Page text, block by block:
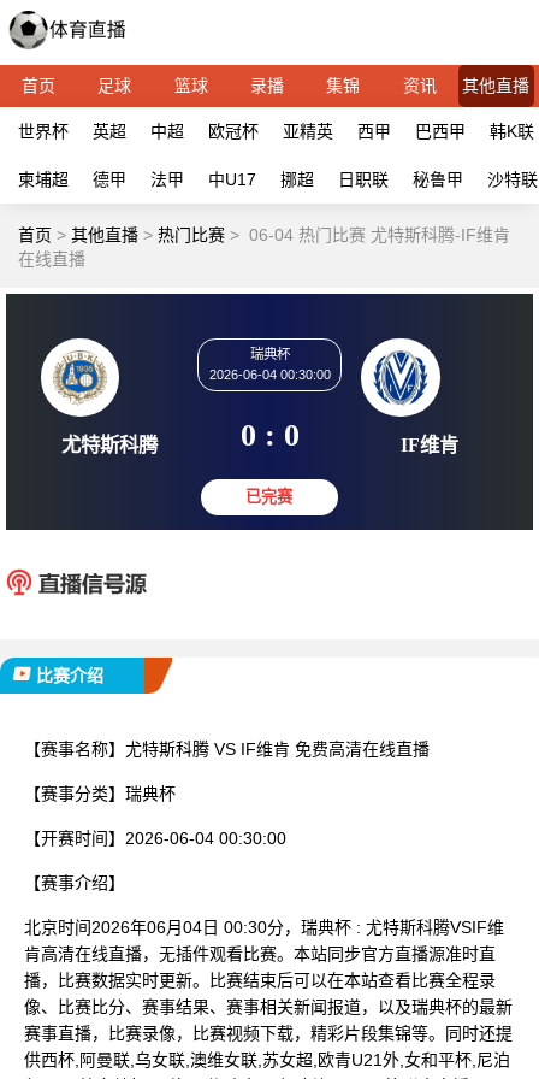
首页 足球 篮球 录播 集锦 资讯 其他直播
世界杯 英超 中超 欧冠杯 亚精英 西甲 巴西甲 韩K联
柬埔超 德甲 法甲 中U17 挪超 日职联 秘鲁甲 沙特联
首页 > 其他直播 > 热门比赛 > 06-04 热门比赛 尤特斯科腾-IF维肯
在线直播
2026-06-04 00:30:00
0 : 0
比赛介绍
【赛事名称】 尤特斯科腾 VS IF维肯 免费高清在线直播
【赛事分类】 瑞典杯
【开赛时间】 2026-06-04 00:30:00
【赛事介绍】
北京时间2026年06月04日 00:30分，瑞典杯 : 尤特斯科腾VSIF维
肯高清在线直播，无插件观看比赛。本站同步官方直播源准时直
播，比赛数据实时更新。比赛结束后可以在本站查看比赛全程录
像、比赛比分、赛事结果、赛事相关新闻报道，以及瑞典杯的最新
赛事直播，比赛录像，比赛视频下载，精彩片段集锦等。同时还提
供西杯,阿曼联,乌女联,澳维女联,苏女超,欧青U21外,女和平杯,尼泊